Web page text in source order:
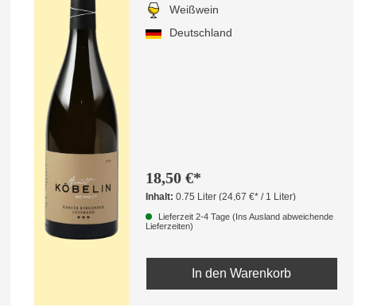
Weißwein
Deutschland
18,50 €*
Inhalt:0.75 Liter(24,67 €* / 1 Liter)
Lieferzeit 2-4 Tage (Ins Ausland abweichende
Lieferzeiten)
In den Warenkorb